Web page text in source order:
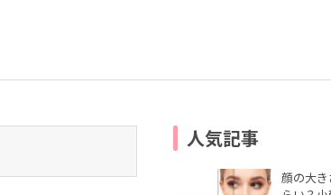
人気記事
顔の大き